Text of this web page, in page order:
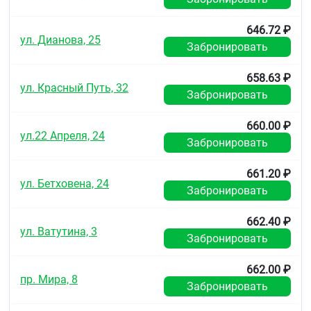
эффективность урикозурических лекарственных
средств. Фенирамин одновременно с
фуразолидоном может привести к
гипертоническому кризу, возбуждению,
Трициклические антидепрессанты усиливают
альфа-адреномиметическое действие
галотана повышает риск развития желудочковой
аритмии.
барбитуратами, фенитоином, карбамазепином,
рифампицином и др. индукторами
микросомальных ферментов печени повышается
риск развития гепатотоксического действия
парацетамола.
ул. Дианова, 25
646.72 ₽
Забронировать
ул. Красный Путь, 32
658.63 ₽
Забронировать
ул.22 Апреля, 24
660.00 ₽
Забронировать
ул. Бетховена, 24
661.20 ₽
Забронировать
ул. Ватутина, 3
662.40 ₽
Забронировать
пр. Мира, 8
662.00 ₽
Забронировать